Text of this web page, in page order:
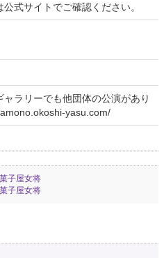
式サイトでご確認ください。
ャラリーでも他団体の公演があり
yasu.com/
子屋女将
子屋女将